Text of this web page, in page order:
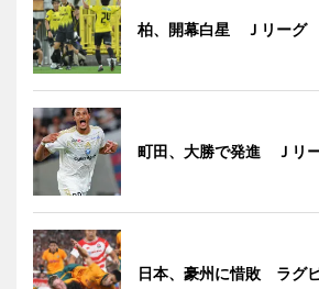
柏、開幕白星 Ｊリーグ
町田、大勝で発進 Ｊリ
日本、豪州に惜敗 ラグ